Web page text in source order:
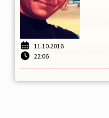
11.10.2016
22:06